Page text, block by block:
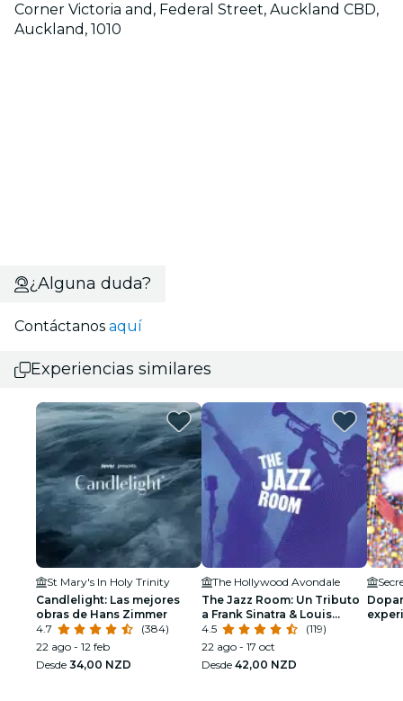
Corner Victoria and, Federal Street, Auckland CBD,
Auckland, 1010
¿Alguna duda?
Contáctanos aquí
Experiencias similares
St Mary's In Holy Trinity
Candlelight: Las mejores
obras de Hans Zimmer
4.7
(384)
22 ago - 12 feb
Desde 34,00 NZD
The Hollywood Avondale
The Jazz Room: Un Tributo
a Frank Sinatra & Louis
Armstrong
4.5
(119)
22 ago - 17 oct
Desde 42,00 NZD